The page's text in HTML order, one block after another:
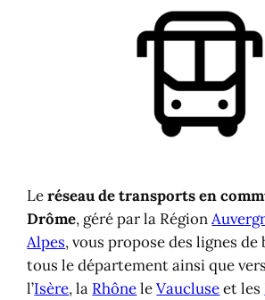
Bus ligne D42 dans la
Bus Bollène <>
Horaires et arrêts :
Gares dans la Drôme
Gares SNCF
Leréseau de transports en
Drôme, géré par la Région
Alpes, vous propose des lignes de
tous le département ainsi que vers
l’Isère, la RhôneleVaucluseet les